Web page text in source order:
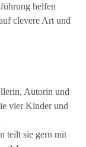
helfen
clevere Art und
Autorin und
vier Kinder und
teilt sie gern mit